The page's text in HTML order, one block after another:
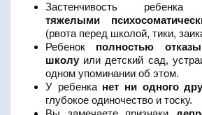
Застенчивость
тяжелыми
(рвота перед школой, тики,
Ребенок полностью
школу или детский сад,
одном упоминании об этом.
У ребенка нет ни одного
глубокое одиночество и тоску.